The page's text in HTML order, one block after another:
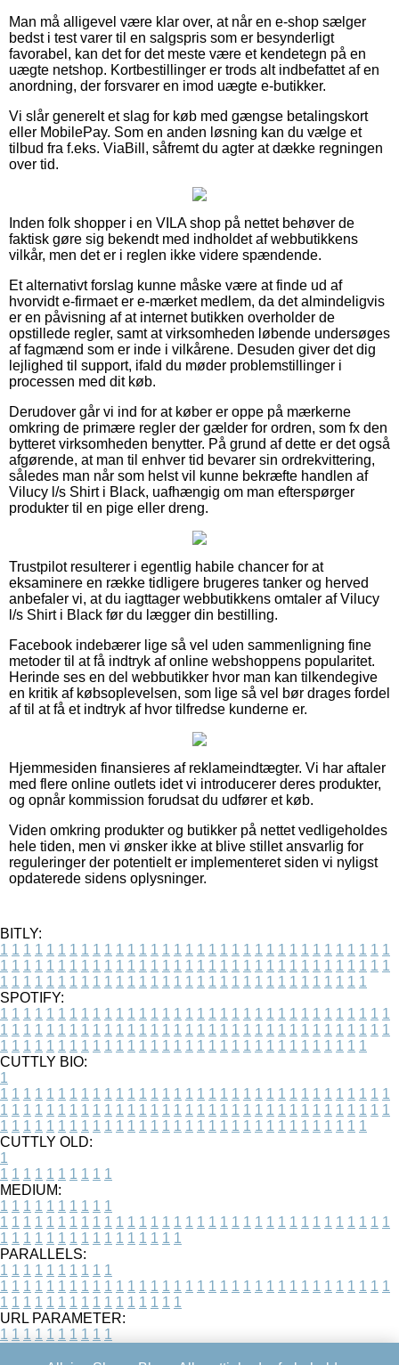
Man må alligevel være klar over, at når en e-shop sælger
bedst i test varer til en salgspris som er besynderligt
favorabel, kan det for det meste være et kendetegn på en
uægte netshop. Kortbestillinger er trods alt indbefattet af en
anordning, der forsvarer en imod uægte e-butikker.
Vi slår generelt et slag for køb med gængse betalingskort
eller MobilePay. Som en anden løsning kan du vælge et
tilbud fra f.eks. ViaBill, såfremt du agter at dække regningen
over tid.
Inden folk shopper i en VILA shop på nettet behøver de
faktisk gøre sig bekendt med indholdet af webbutikkens
vilkår, men det er i reglen ikke videre spændende.
Et alternativt forslag kunne måske være at finde ud af
hvorvidt e-firmaet er e-mærket medlem, da det almindeligvis
er en påvisning af at internet butikken overholder de
opstillede regler, samt at virksomheden løbende undersøges
af fagmænd som er inde i vilkårene. Desuden giver det dig
lejlighed til support, ifald du møder problemstillinger i
processen med dit køb.
Derudover går vi ind for at køber er oppe på mærkerne
omkring de primære regler der gælder for ordren, som fx den
bytteret virksomheden benytter. På grund af dette er det også
afgørende, at man til enhver tid bevarer sin ordrekvittering,
således man når som helst vil kunne bekræfte handlen af
Vilucy l/s Shirt i Black, uafhængig om man efterspørger
produkter til en pige eller dreng.
Trustpilot resulterer i egentlig habile chancer for at
eksaminere en række tidligere brugeres tanker og herved
anbefaler vi, at du iagttager webbutikkens omtaler af Vilucy
l/s Shirt i Black før du lægger din bestilling.
Facebook indebærer lige så vel uden sammenligning fine
metoder til at få indtryk af online webshoppens popularitet.
Herinde ses en del webbutikker hvor man kan tilkendegive
en kritik af købsoplevelsen, som lige så vel bør drages fordel
af til at få et indtryk af hvor tilfredse kunderne er.
Hjemmesiden finansieres af reklameindtægter. Vi har aftaler
med flere online outlets idet vi introducerer deres produkter,
og opnår kommission forudsat du udfører et køb.
Viden omkring produkter og butikker på nettet vedligeholdes
hele tiden, men vi ønsker ikke at blive stillet ansvarlig for
reguleringer der potentielt er implementeret siden vi nyligst
opdaterede sidens oplysninger.
BITLY:
1 1 1 1 1 1 1 1 1 1 1 1 1 1 1 1 1 1 1 1 1 1 1 1 1 1 1 1 1 1 1 1 1 1
1 1 1 1 1 1 1 1 1 1 1 1 1 1 1 1 1 1 1 1 1 1 1 1 1 1 1 1 1 1 1 1 1 1
1 1 1 1 1 1 1 1 1 1 1 1 1 1 1 1 1 1 1 1 1 1 1 1 1 1 1 1 1 1 1 1
SPOTIFY:
1 1 1 1 1 1 1 1 1 1 1 1 1 1 1 1 1 1 1 1 1 1 1 1 1 1 1 1 1 1 1 1 1 1
1 1 1 1 1 1 1 1 1 1 1 1 1 1 1 1 1 1 1 1 1 1 1 1 1 1 1 1 1 1 1 1 1 1
1 1 1 1 1 1 1 1 1 1 1 1 1 1 1 1 1 1 1 1 1 1 1 1 1 1 1 1 1 1 1 1
CUTTLY BIO:
1
1 1 1 1 1 1 1 1 1 1 1 1 1 1 1 1 1 1 1 1 1 1 1 1 1 1 1 1 1 1 1 1 1 1
1 1 1 1 1 1 1 1 1 1 1 1 1 1 1 1 1 1 1 1 1 1 1 1 1 1 1 1 1 1 1 1 1 1
1 1 1 1 1 1 1 1 1 1 1 1 1 1 1 1 1 1 1 1 1 1 1 1 1 1 1 1 1 1 1 1
CUTTLY OLD:
1
1 1 1 1 1 1 1 1 1 1
MEDIUM:
1 1 1 1 1 1 1 1 1 1
1 1 1 1 1 1 1 1 1 1 1 1 1 1 1 1 1 1 1 1 1 1 1 1 1 1 1 1 1 1 1 1 1 1
1 1 1 1 1 1 1 1 1 1 1 1 1 1 1 1
PARALLELS:
1 1 1 1 1 1 1 1 1 1
1 1 1 1 1 1 1 1 1 1 1 1 1 1 1 1 1 1 1 1 1 1 1 1 1 1 1 1 1 1 1 1 1 1
1 1 1 1 1 1 1 1 1 1 1 1 1 1 1 1
URL PARAMETER:
1 1 1 1 1 1 1 1 1 1